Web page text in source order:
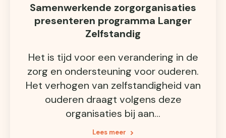
Samenwerkende zorgorganisaties
presenteren programma Langer
Zelfstandig
Het is tijd voor een verandering in de
zorg en ondersteuning voor ouderen.
Het verhogen van zelfstandigheid van
ouderen draagt volgens deze
organisaties bij aan…
Lees meer